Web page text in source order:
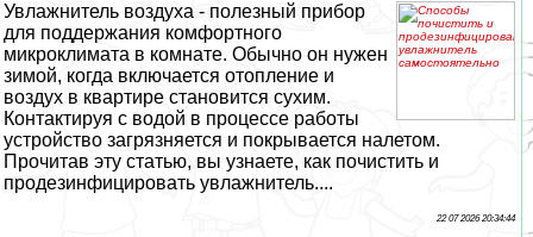
Увлажнитель воздуха - полезный прибор
для поддержания комфортного
микроклимата в комнате. Обычно он нужен
зимой, когда включается отопление и
воздух в квартире становится сухим.
Контактируя с водой в процессе работы
устройство загрязняется и покрывается налетом.
Прочитав эту статью, вы узнаете, как почистить и
продезинфицировать увлажнитель....
22 07 2026 20:34:44